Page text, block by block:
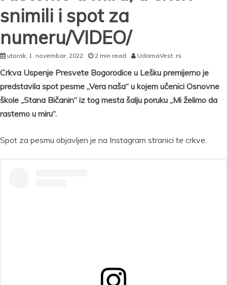
snimili i spot za
numeru/VIDEO/
utorak, 1. novembar, 2022 2 min read UdarnaVest .rs
Crkva Uspenje Presvete Bogorodice u Lešku premijerno je
predstavila spot pesme „Vera naša“ u kojem učenici Osnovne
škole „Stana Bičanin“ iz tog mesta šalju poruku „Mi želimo da
rastemo u miru“.
Spot za pesmu objavljen je na Instagram stranici te crkve.